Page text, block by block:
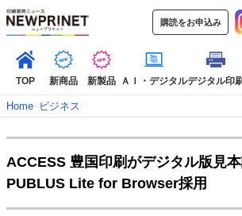
購読をお申込み
TOP 新商品 新製品 ＡＩ・デジタルデジタル印刷
新着記事
動画コン
インタビュー
コレクション
Home–ビジネス
ACCESS 豊国印刷がデジタル版見
PUBLUS Lite for Browser採用